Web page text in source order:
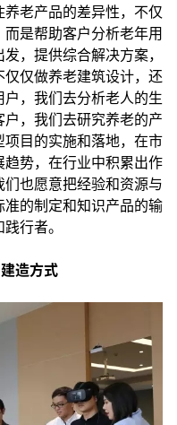
老产品的差异性，不仅
是帮助客户分析老年用
，提供综合解决方案，
仅做养老建筑设计，还
，我们去分析老人的生
，我们去研究养老的产
目的实施和落地，在市
势，在行业中积累出作
也愿意把经验和资源与
的制定和知识产品的输
行者。
造方式